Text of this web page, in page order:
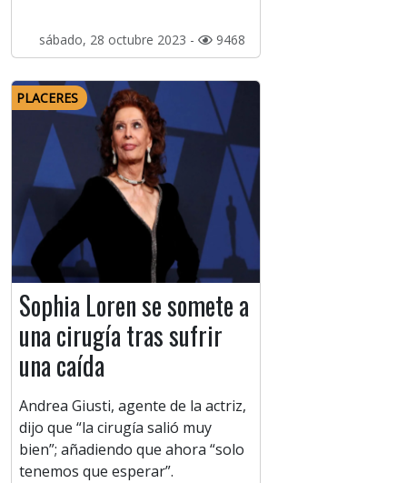
sábado, 28 octubre 2023 - 9468
PLACERES
Sophia Loren se somete a
una cirugía tras sufrir
una caída
Andrea Giusti, agente de la actriz,
dijo que “la cirugía salió muy
bien”; añadiendo que ahora “solo
tenemos que esperar”.